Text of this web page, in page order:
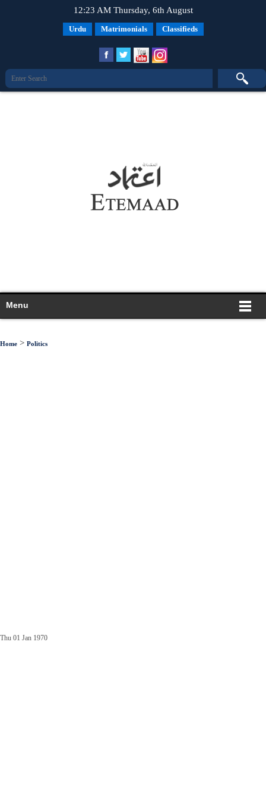
12:23 AM Thursday, 6th August
Urdu Matrimonials Classifieds
Menu
Home > Politics
Thu 01 Jan 1970